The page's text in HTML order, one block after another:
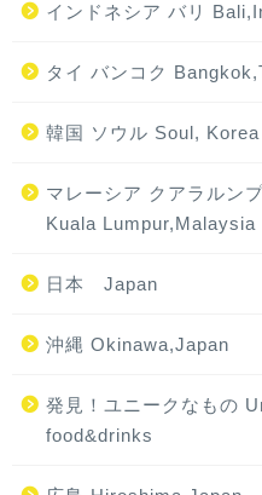
インドネシア バリ
タイ バンコク
韓国 ソウル Soul, Korea
マレーシア クアラルン
Kuala Lumpur,Malaysia
日本 Japan
沖縄 Okinawa,Japan
発見！ユニークなもの
food&drinks